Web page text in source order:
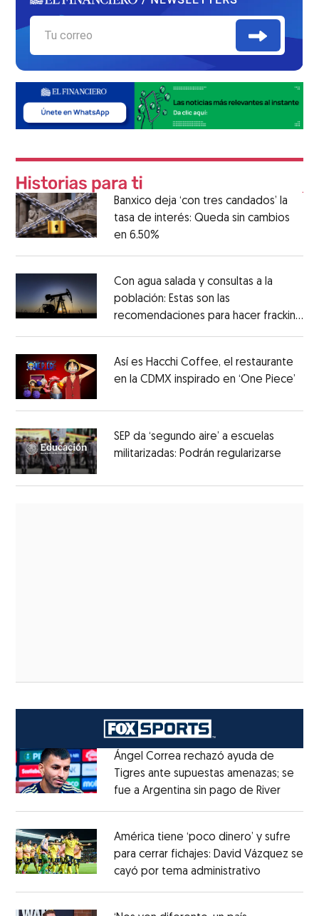
Banxico deja ‘con tres candados’ la
tasa de interés: Queda sin cambios
en 6.50%
Con agua salada y consultas a la
población: Estas son las
recomendaciones para hacer fracking
Así es Hacchi Coffee, el restaurante
en la CDMX inspirado en ‘One Piece’
SEP da ‘segundo aire’ a escuelas
militarizadas: Podrán regularizarse
Ángel Correa rechazó ayuda de
Tigres ante supuestas amenazas; se
fue a Argentina sin pago de RiverOpens
América tiene ‘poco dinero’ y sufre
para cerrar fichajes: David Vázquez se
cayó por tema administrativo